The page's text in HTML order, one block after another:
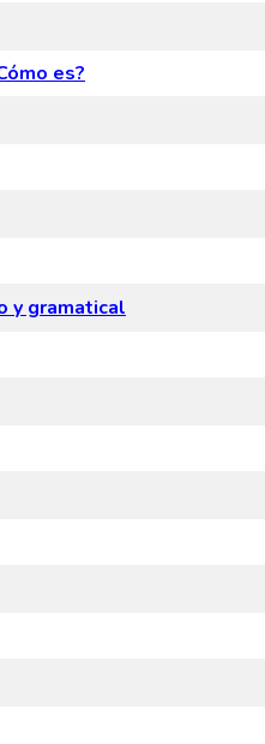
es?
y gramatical